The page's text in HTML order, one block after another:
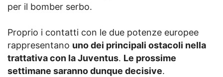
per il bomber serbo.
Proprio i contatti con le due potenze europee
rappresentano uno dei principali ostacoli nella
trattativa con la Juventus. Le prossime
settimane saranno dunque decisive.